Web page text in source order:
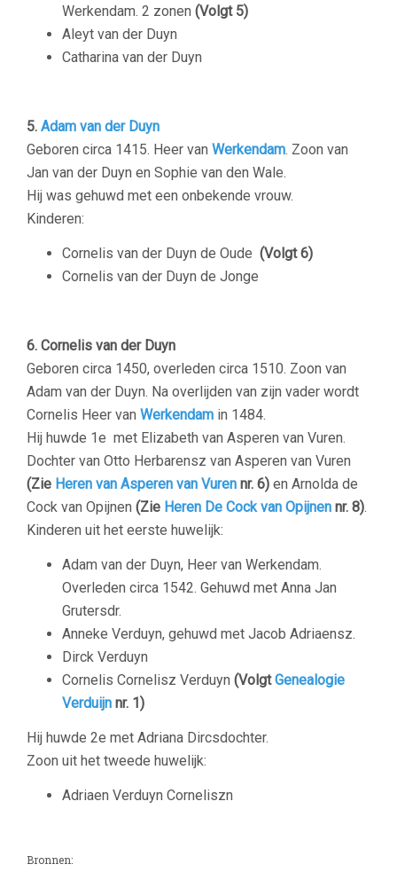
Werkendam. 2 zonen (Volgt 5)
Aleyt van der Duyn
Catharina van der Duyn
5. Adam van der Duyn
Geboren circa 1415. Heer van Werkendam. Zoon van
Jan van der Duyn en Sophie van den Wale.
Hij was gehuwd met een onbekende vrouw.
Kinderen:
Cornelis van der Duyn de Oude (Volgt 6)
Cornelis van der Duyn de Jonge
6. Cornelis van der Duyn
Geboren circa 1450, overleden circa 1510. Zoon van
Adam van der Duyn. Na overlijden van zijn vader wordt
Cornelis Heer van Werkendam in 1484.
Hij huwde 1e met Elizabeth van Asperen van Vuren.
Dochter van Otto Herbarensz van Asperen van Vuren
(Zie Heren van Asperen van Vuren nr. 6) en Arnolda de
Cock van Opijnen (Zie Heren De Cock van Opijnen nr. 8).
Kinderen uit het eerste huwelijk:
Adam van der Duyn, Heer van Werkendam.
Overleden circa 1542. Gehuwd met Anna Jan
Grutersdr.
Anneke Verduyn, gehuwd met Jacob Adriaensz.
Dirck Verduyn
Cornelis Cornelisz Verduyn (VolgtGenealogie
Verduijn nr. 1)
Hij huwde 2e met Adriana Dircsdochter.
Zoon uit het tweede huwelijk:
Bronnen: